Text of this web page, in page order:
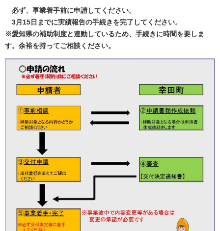
必ず、事業着手前に申請してください。
3月15日までに実績報告の手続きを完了してください。
※愛知県の補助制度と連動しているため、手続きに時間を要しま
す。余裕を持ってご相談ください。